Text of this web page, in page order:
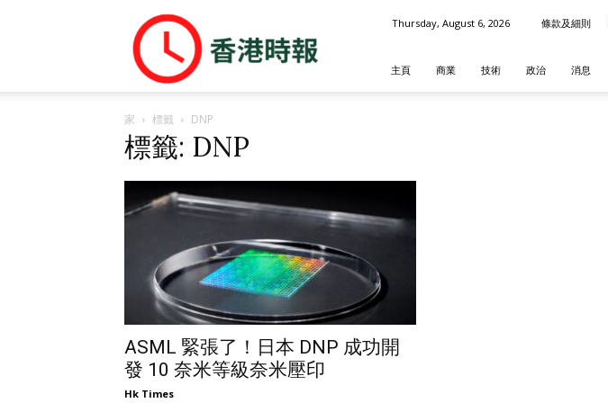
港
時
Thursday, August 6, 2026 條款及細則
主頁 商業 技術 政治 消息
家 標籤 DNP
標籤: DNP
ASML 緊張了！日本 DNP 成功開
發 10 奈米等級奈米壓印
Hk Times